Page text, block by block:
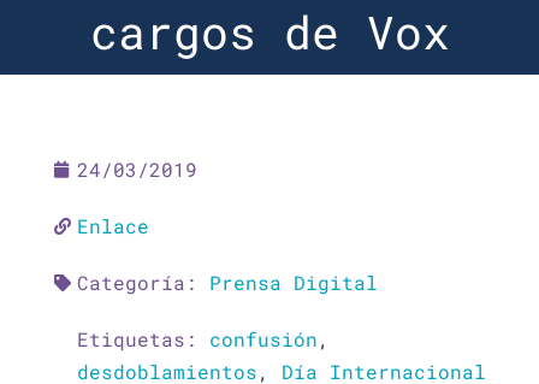
cargos de Vox
24/03/2019
Enlace
Categoría: Prensa Digital
Etiquetas: confusión,
desdoblamientos, Día Internacional